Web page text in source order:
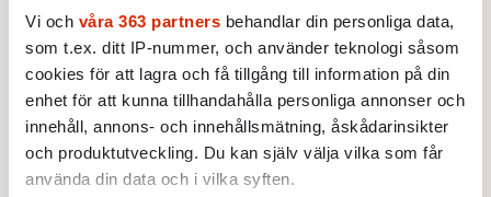
Vi och våra 363 partners behandlar din personliga data,
som t.ex. ditt IP-nummer, och använder teknologi såsom
cookies för att lagra och få tillgång till information på din
enhet för att kunna tillhandahålla personliga annonser och
innehåll, annons- och innehållsmätning, åskådarinsikter
och produktutveckling. Du kan själv välja vilka som får
använda din data och i vilka syften.
kombination av fysisk undermålighet och
undermålig hyfs. Jag misstänker att de
drabbats av besvikelse efter att ha trott sig ha
tagit anställning för Ismail ”jordgubben”
Abdo.
Inget jag hör i inslaget talar mot det.